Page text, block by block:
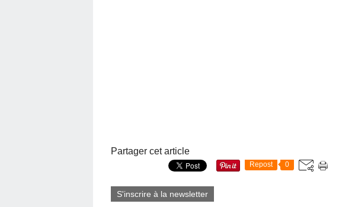
Partager cet article
Repost 0
S'inscrire à la newsletter